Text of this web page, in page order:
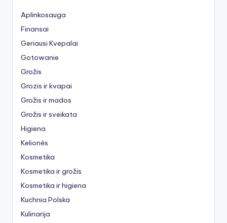
Aplinkosauga
Finansai
Geriausi Kvepalai
Gotowanie
Grožis
Grozis ir kvapai
Grožis ir mados
Grožis ir sveikata
Higiena
Kelionės
Kosmetika
Kosmetika ir grožis
Kosmetika ir higiena
Kuchnia Polska
Kulinarija